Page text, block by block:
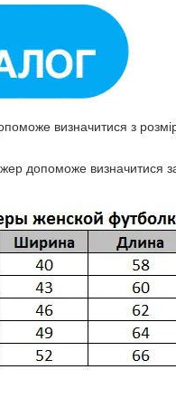
визначитися з
допоможе визначитися